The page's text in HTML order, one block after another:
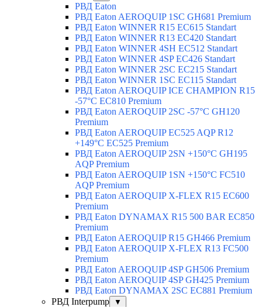
РВД Eaton
РВД Eaton AEROQUIP 1SC GH681 Premium
РВД Eaton WINNER R15 EC615 Standart
РВД Eaton WINNER R13 EC420 Standart
РВД Eaton WINNER 4SH EC512 Standart
РВД Eaton WINNER 4SP EC426 Standart
РВД Eaton WINNER 2SC EC215 Standart
РВД Eaton WINNER 1SC EC115 Standart
РВД Eaton AEROQUIP ICE CHAMPION R15
-57°C EC810 Premium
РВД Eaton AEROQUIP 2SC -57°C GH120
Premium
РВД Eaton AEROQUIP EC525 AQP R12
+149°C EC525 Premium
РВД Eaton AEROQUIP 2SN +150°C GH195
AQP Premium
РВД Eaton AEROQUIP 1SN +150°C FC510
AQP Premium
РВД Eaton AEROQUIP X-FLEX R15 EC600
Premium
РВД Eaton DYNAMAX R15 500 BAR EC850
Premium
РВД Eaton AEROQUIP R15 GH466 Premium
РВД Eaton AEROQUIP X-FLEX R13 FC500
Premium
РВД Eaton AEROQUIP 4SP GH506 Premium
РВД Eaton AEROQUIP 4SP GH425 Premium
РВД Eaton DYNAMAX 2SC EC881 Premium
РВД Interpump
▼